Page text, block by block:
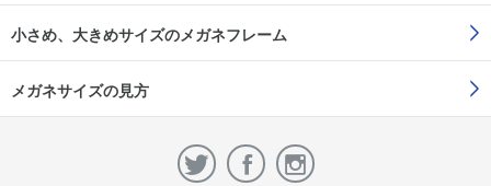
小さめ、大きめサイズのメガネフレーム
メガネサイズの見方